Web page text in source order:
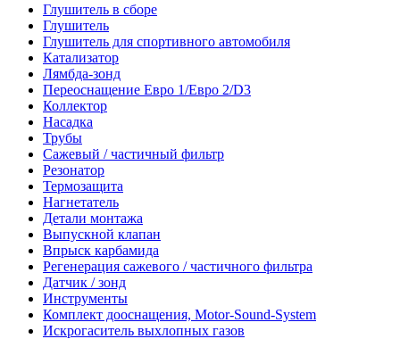
Глушитель в сборе
Глушитель
Глушитель для спортивного автомобиля
Катализатор
Лямбда-зонд
Переоснащение Евро 1/Евро 2/D3
Коллектор
Насадка
Трубы
Сажевый / частичный фильтр
Резонатор
Термозащита
Нагнетатель
Детали монтажа
Выпускной клапан
Впрыск карбамида
Регенерация сажевого / частичного фильтра
Датчик / зонд
Инструменты
Комплект дооснащения, Motor-Sound-System
Искрогаситель выхлопных газов